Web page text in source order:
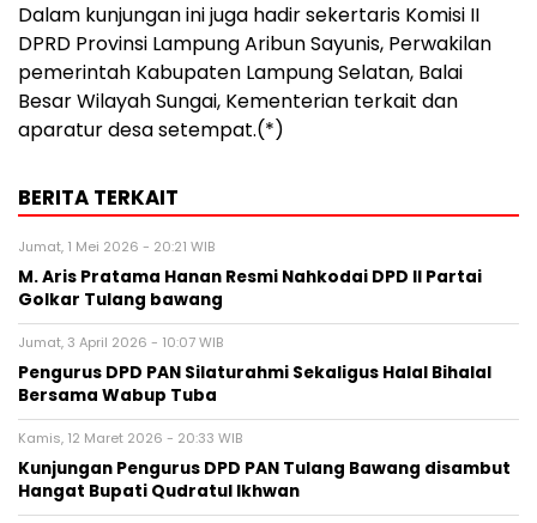
Dalam kunjungan ini juga hadir sekertaris Komisi II
DPRD Provinsi Lampung Aribun Sayunis, Perwakilan
pemerintah Kabupaten Lampung Selatan, Balai
Besar Wilayah Sungai, Kementerian terkait dan
aparatur desa setempat.(*)
BERITA TERKAIT
Jumat, 1 Mei 2026 - 20:21 WIB
M. Aris Pratama Hanan Resmi Nahkodai DPD II Partai
Golkar Tulang bawang
Jumat, 3 April 2026 - 10:07 WIB
Pengurus DPD PAN Silaturahmi Sekaligus Halal Bihalal
Bersama Wabup Tuba
Kamis, 12 Maret 2026 - 20:33 WIB
Kunjungan Pengurus DPD PAN Tulang Bawang disambut
Hangat Bupati Qudratul Ikhwan